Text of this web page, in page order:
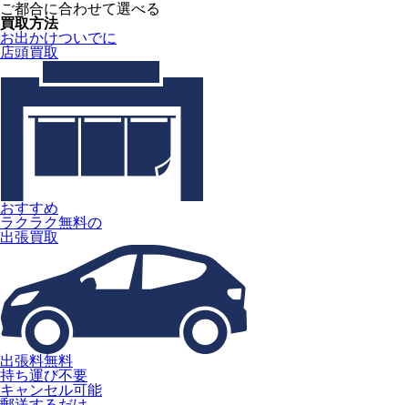
ご都合に合わせて選べる
買取方法
お出かけついでに
店頭買取
おすすめ
ラクラク無料の
出張買取
出張料無料
持ち運び不要
キャンセル可能